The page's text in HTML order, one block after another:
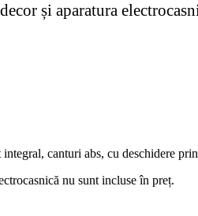
și aparatura
canturi abs, cu deschidere
nu sunt incluse în preț.